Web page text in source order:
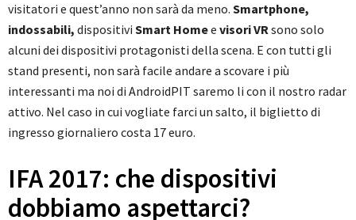
visitatori e quest’anno non sarà da meno. Smartphone,
indossabili, dispositivi Smart Homee visori VRsono solo
alcuni dei dispositivi protagonisti della scena. E con tutti gli
stand presenti, non sarà facile andare a scovare i più
interessanti ma noi di AndroidPIT saremo li con il nostro radar
attivo. Nel caso in cui vogliate farci un salto, il biglietto di
ingresso giornaliero costa 17 euro.
IFA 2017: che dispositivi
dobbiamo aspettarci?